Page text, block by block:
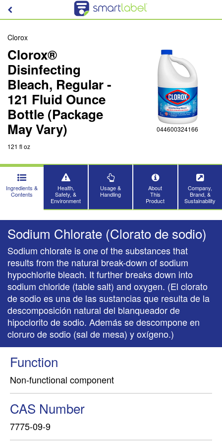
Clorox
Clorox®
Disinfecting
Bleach, Regular -
121 Fluid Ounce
Bottle (Package
May Vary)
121 fl oz
044600324166
Ingredients &
Contents
Health,
Safety, &
Environment
Usage &
Handling
About
This
Product
Company,
Brand, &
Sustainability
Sodium Chlorate (Clorato de sodio)
Sodium chlorate is one of the substances that
results from the natural break-down of sodium
hypochlorite bleach. It further breaks down into
sodium chloride (table salt) and oxygen. (El clorato
de sodio es una de las sustancias que resulta de la
descomposición natural del blanqueador de
hipoclorito de sodio. Además se descompone en
cloruro de sodio (sal de mesa) y oxígeno.)
Function
Non-functional component
CAS Number
7775-09-9